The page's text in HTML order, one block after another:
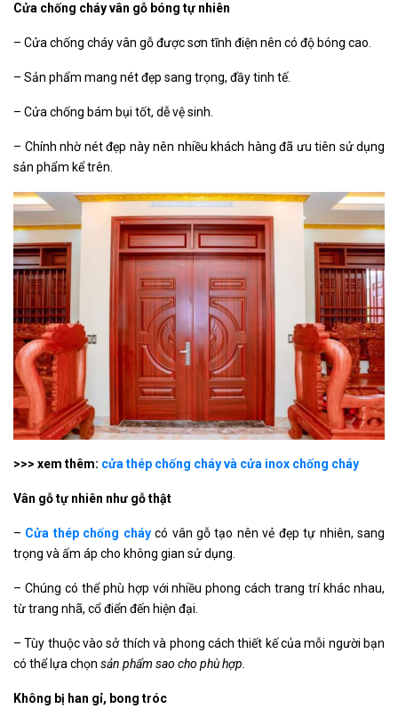
Cửa chống cháy vân gỗ bóng tự nhiên
– Cửa chống cháy vân gỗ được sơn tĩnh điện nên có độ bóng cao.
– Sản phẩm mang nét đẹp sang trọng, đầy tinh tế.
– Cửa chống bám bụi tốt, dễ vệ sinh.
– Chính nhờ nét đẹp này nên nhiều khách hàng đã ưu tiên sử dụng
sản phẩm kể trên.
>>> xem thêm: cửa thép chống cháy và cửa inox chống cháy
Vân gỗ tự nhiên như gỗ thật
– Cửa thép chống cháycó vân gỗ tạo nên vẻ đẹp tự nhiên, sang
trọng và ấm áp cho không gian sử dụng.
– Chúng có thể phù hợp với nhiều phong cách trang trí khác nhau,
từ trang nhã, cổ điển đến hiện đại.
– Tùy thuộc vào sở thích và phong cách thiết kế của mỗi người bạn
có thể lựa chọn sản phẩm sao cho phù hợp.
Không bị han gỉ, bong tróc